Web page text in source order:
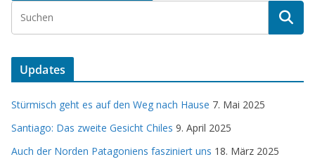
Updates
Stürmisch geht es auf den Weg nach Hause 7. Mai 2025
Santiago: Das zweite Gesicht Chiles 9. April 2025
Auch der Norden Patagoniens fasziniert uns 18. März 2025